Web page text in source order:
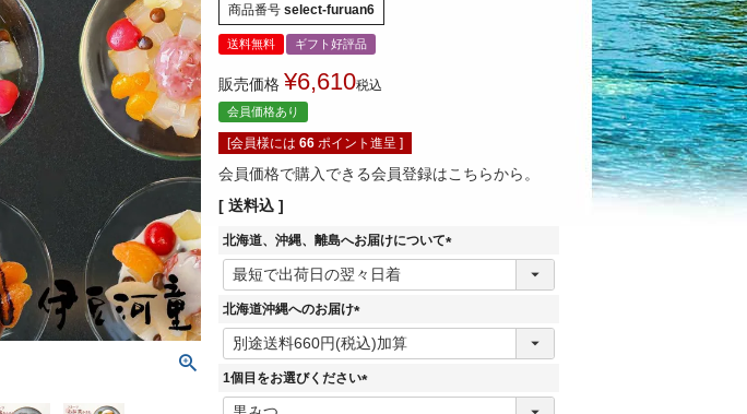
商品番号 select-furuan6
送料無料 ギフト好評品
販売価格 ¥6,610税込
会員価格あり
[会員様には 66 ポイント進呈 ]
会員価格で購入できる会員登録はこちらから。
送料込
北海道、沖縄、離島へお届けについて
(
北海道沖縄へのお届け
(
必
須
1個目をお選びください
(